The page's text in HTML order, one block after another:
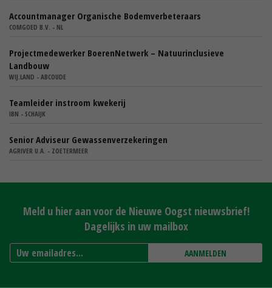
Accountmanager Organische Bodemverbeteraars
COMGOED B.V. - NL
Projectmedewerker BoerenNetwerk – Natuurinclusieve
Landbouw
WIJ.LAND - ABCOUDE
Teamleider instroom kwekerij
IBN - SCHAIJK
Senior Adviseur Gewassenverzekeringen
AGRIVER U.A. - ZOETERMEER
Meld u hier aan voor de Nieuwe Oogst nieuwsbrief!
Dagelijks in uw mailbox
AANMELDEN